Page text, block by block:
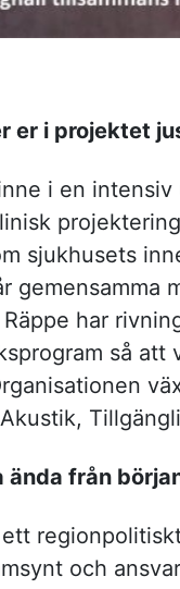
er i projektet
i en
sjukhusets
gemensamma
har
så att
ända från
och